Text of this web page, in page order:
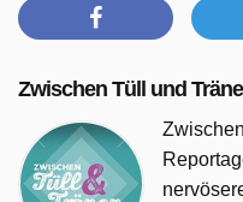
Zwischen Tüll und